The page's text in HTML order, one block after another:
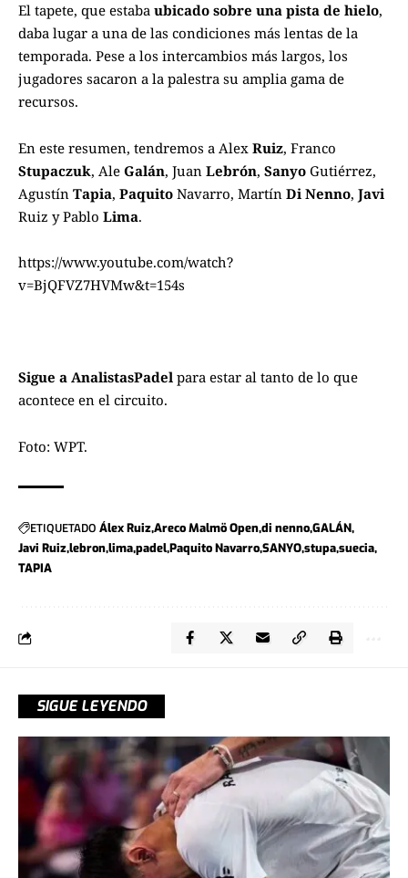
El tapete, que estaba ubicado sobre una pista de hielo,
daba lugar a una de las condiciones más lentas de la
temporada. Pese a los intercambios más largos, los
jugadores sacaron a la palestra su amplia gama de
recursos.
En este resumen, tendremos a Alex Ruiz, Franco
Stupaczuk, Ale Galán, Juan Lebrón, Sanyo Gutiérrez,
Agustín Tapia, Paquito Navarro, Martín Di Nenno, Javi
Ruiz y Pablo Lima.
https://www.youtube.com/watch?
v=BjQFVZ7HVMw&t=154s
Sigue a AnalistasPadel para estar al tanto de lo que
acontece en el circuito.
Foto: WPT.
ETIQUETADO Álex RuizAreco Malmö Opendi nennoGALÁN
Javi RuizlebronlimapadelPaquito NavarroSANYOstupasuecia
TAPIA
SIGUE LEYENDO